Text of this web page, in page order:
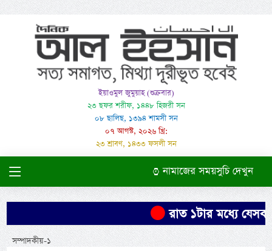
ইয়াওমুল জুমুয়াহ (শুক্রবার)
২৩ ছফর শরীফ, ১৪৪৮ হিজরী সন
০৮ ছালিছ, ১৩৯৪ শামসী সন
০৭ আগস্ট, ২০২৬ খ্রি:
২৩ শ্রাবণ, ১৪৩৩ ফসলী সন
নামাজের সময়সুচি দেখুন
রাত ১টার মধ্যে যেসব
সম্পাদকীয়-১